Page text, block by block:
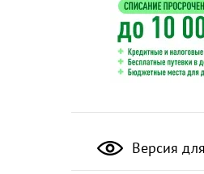
Версия